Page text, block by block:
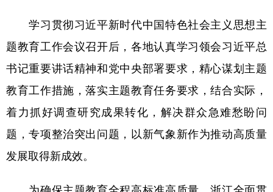
公益 一带一路 亚太网 上市公司
文化产业
地方频道
北京
辽宁 吉林 上海 江苏
学习贯彻习近平新时代中国特色社会主义思想主
题教育工作会议召开后，各地认真学习领会习近平总
书记重要讲话精神和党中央部署要求，精心谋划主题
教育工作措施，落实主题教育任务要求，结合实际，
着力抓好调查研究成果转化，解决群众急难愁盼问
题，专项整治突出问题，以新气象新作为推动高质量
发展取得新成效。